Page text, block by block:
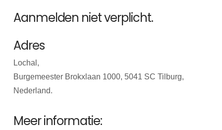
Aanmelden niet verplicht.
Adres
Lochal,
Burgemeester Brokxlaan 1000, 5041 SC Tilburg,
Nederland.
Meer informatie: